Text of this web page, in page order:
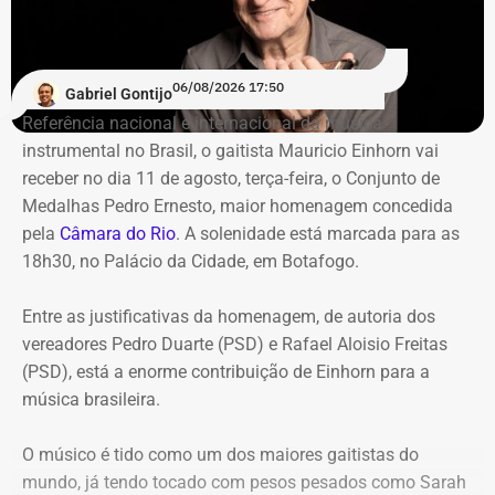
59,6 milhões alocados no Banco Master entre junho e
julho de 2024 representavam mais de 20% de toda a
carteira de investimentos do Itaprevi. A equipe técnica do
Tribunal classificou o processo decisório como
“negligente e temerário”.
Entre os principais pontos apontados pela auditoria
estão:
Mudança brusca na estratégia de investimento: a
20% logo na primeira reunião da nova gestão,
desrespeitando os estudos técnicos e pareceres da
consultoria financeira contratada, que desaconselhavam
o investimento de longo prazo.
previdenciários por 10 anos em uma instituição que
possuía rating B+ (grau especulativo com alto risco de
Gabriel Gontijo06/08/2026 17:50
Referência nacional e internacional da música
instrumental no Brasil, o gaitista Mauricio Einhorn vai
receber no dia 11 de agosto, terça-feira, o Conjunto de
Medalhas Pedro Ernesto, maior homenagem concedida
pela Câmara do Rio. A solenidade está marcada para as
18h30, no Palácio da Cidade, em Botafogo.
Entre as justificativas da homenagem, de autoria dos
vereadores Pedro Duarte (PSD) e Rafael Aloisio Freitas
(PSD), está a enorme contribuição de Einhorn para a
música brasileira.
O músico é tido como um dos maiores gaitistas do
mundo, já tendo tocado com pesos pesados como Sarah